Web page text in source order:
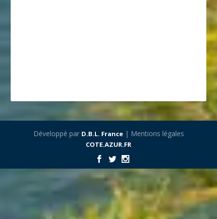
Développé par D.B.L. France| Mentions légales
COTE.AZUR.FR